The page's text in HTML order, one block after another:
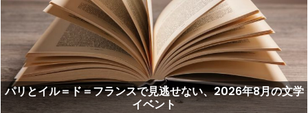
パリとイル＝ド＝フランスで見逃せない、2026年8月の文学
イベント